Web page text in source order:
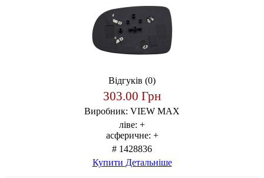
Відгуків (0)
303.00 Грн
Виробник: VIEW MAX
ліве: +
асферичне: +
# 1428836
Купити Детальніше